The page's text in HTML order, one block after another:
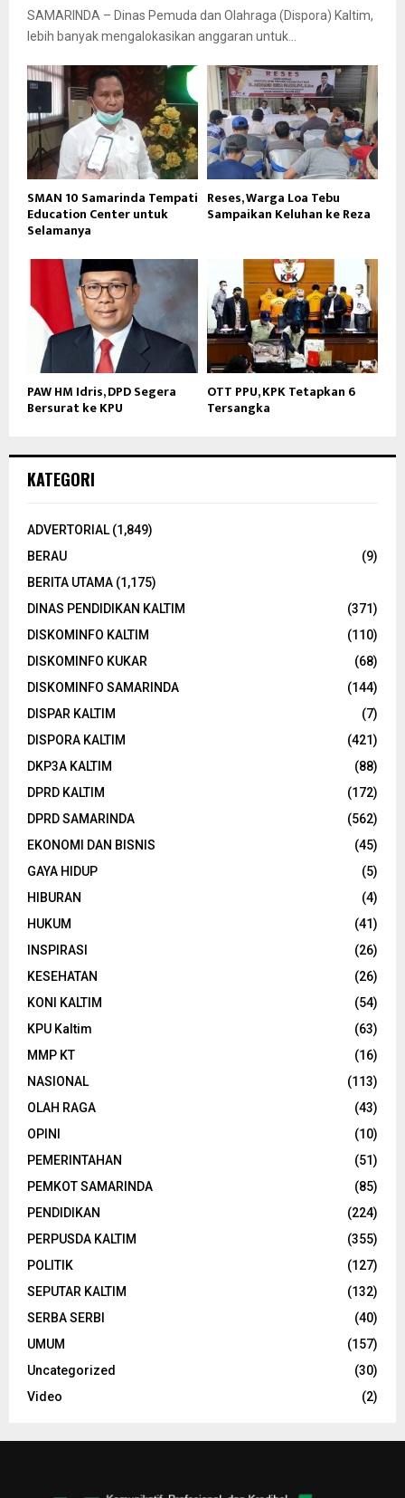
SAMARINDA – Dinas Pemuda dan Olahraga (Dispora) Kaltim,
lebih banyak mengalokasikan anggaran untuk...
SMAN 10 Samarinda Tempati
Education Center untuk
Selamanya
Reses, Warga Loa Tebu
Sampaikan Keluhan ke Reza
PAW HM Idris, DPD Segera
Bersurat ke KPU
OTT PPU, KPK Tetapkan 6
Tersangka
KATEGORI
ADVERTORIAL(1,849)
BERAU
(9)
BERITA UTAMA (1,175)
DINAS PENDIDIKAN KALTIM
(371)
DISKOMINFO KALTIM
(110)
DISKOMINFO KUKAR
(68)
DISKOMINFO SAMARINDA
(144)
DISPAR KALTIM
(7)
DISPORA KALTIM
(421)
DKP3A KALTIM
(88)
DPRD KALTIM
(172)
DPRD SAMARINDA
(562)
EKONOMI DAN BISNIS
(45)
GAYA HIDUP
(5)
HIBURAN
(4)
HUKUM
(41)
INSPIRASI
(26)
KESEHATAN
(26)
KONI KALTIM
(54)
KPU Kaltim
(63)
MMP KT
(16)
NASIONAL
(113)
OLAH RAGA
(43)
OPINI
(10)
PEMERINTAHAN
(51)
PEMKOT SAMARINDA
(85)
PENDIDIKAN
(224)
PERPUSDA KALTIM
(355)
POLITIK
(127)
SEPUTAR KALTIM
(132)
SERBA SERBI
(40)
UMUM
(157)
Uncategorized
(30)
Video
(2)